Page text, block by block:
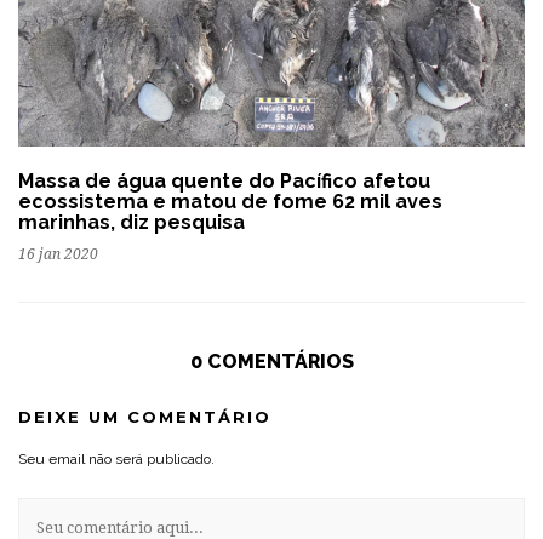
Massa de água quente do Pacífico afetou
ecossistema e matou de fome 62 mil aves
marinhas, diz pesquisa
16 jan 2020
0 COMENTÁRIOS
DEIXE UM COMENTÁRIO
Seu email não será publicado.